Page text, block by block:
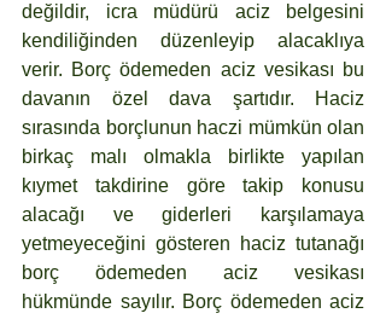
değildir, icra müdürü aciz belgesini
kendiliğinden düzenleyip alacaklıya
verir. Borç ödemeden aciz vesikası bu
davanın özel dava şartıdır. Haciz
sırasında borçlunun haczi mümkün olan
birkaç malı olmakla birlikte yapılan
kıymet takdirine göre takip konusu
alacağı ve giderleri karşılamaya
yetmeyeceğini gösteren haciz tutanağı
borç ödemeden aciz vesikası
hükmünde sayılır. Borç ödemeden aciz